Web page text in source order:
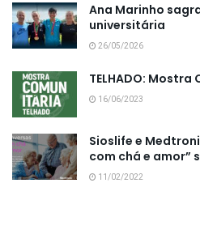
Ana Marinho
universitária
26/05/2026
TELHADO:
16/06/2023
Sioslife e
com chá e amor”
11/02/2022